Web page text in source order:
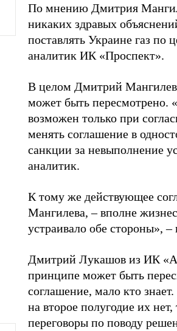
По мнению Дмитрия
никаких здравых
поставлять Украине газ
аналитик ИК «Проспект».
В целом Дмитрий Мангилев
может быть пересмотрено.
возможен только при
менять соглашение в
санкции за невыполнение
аналитик.
К тому же действующее
Мангилева, – вполне
устраивало обе стороны»,
Дмитрий Лукашов из ИК
принципе может быть
соглашение, мало кто
на второе полугодие их
переговоры по поводу